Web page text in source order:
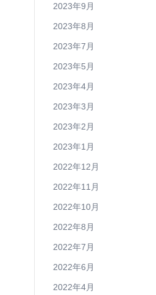
2023年9月
2023年8月
2023年7月
2023年5月
2023年4月
2023年3月
2023年2月
2023年1月
2022年12月
2022年11月
2022年10月
2022年8月
2022年7月
2022年6月
2022年4月